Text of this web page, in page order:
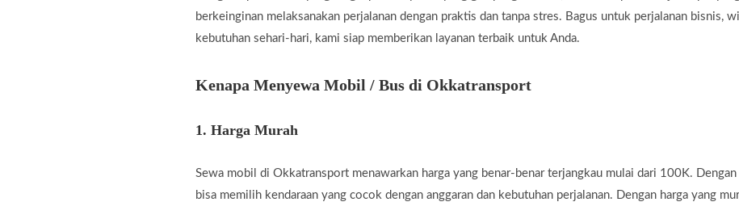
berkeinginan melaksanakan perjalanan dengan praktis dan tanpa stres. Bagus untuk perjalanan bisnis,
kebutuhan sehari-hari, kami siap memberikan layanan terbaik untuk Anda.
Kenapa Menyewa Mobil / Bus di Okkatransport
1. Harga Murah
Sewa mobil di Okkatransport menawarkan harga yang benar-benar terjangkau mulai dari 100K.
bisa memilih kendaraan yang cocok dengan anggaran dan kebutuhan perjalanan. Dengan harga yang